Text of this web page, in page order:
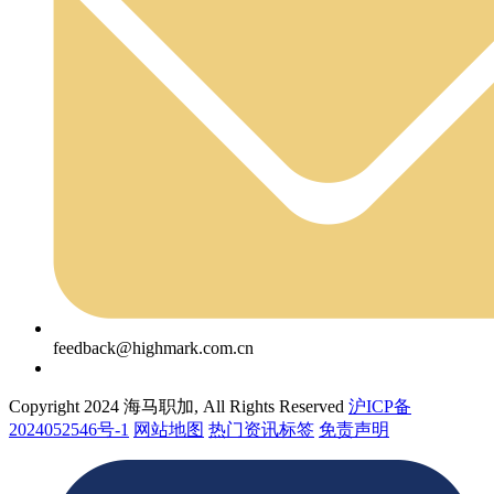
feedback@highmark.com.cn
Copyright 2024 海马职加, All Rights Reserved 沪ICP备
2024052546号-1 网站地图 热门资讯标签 免责声明